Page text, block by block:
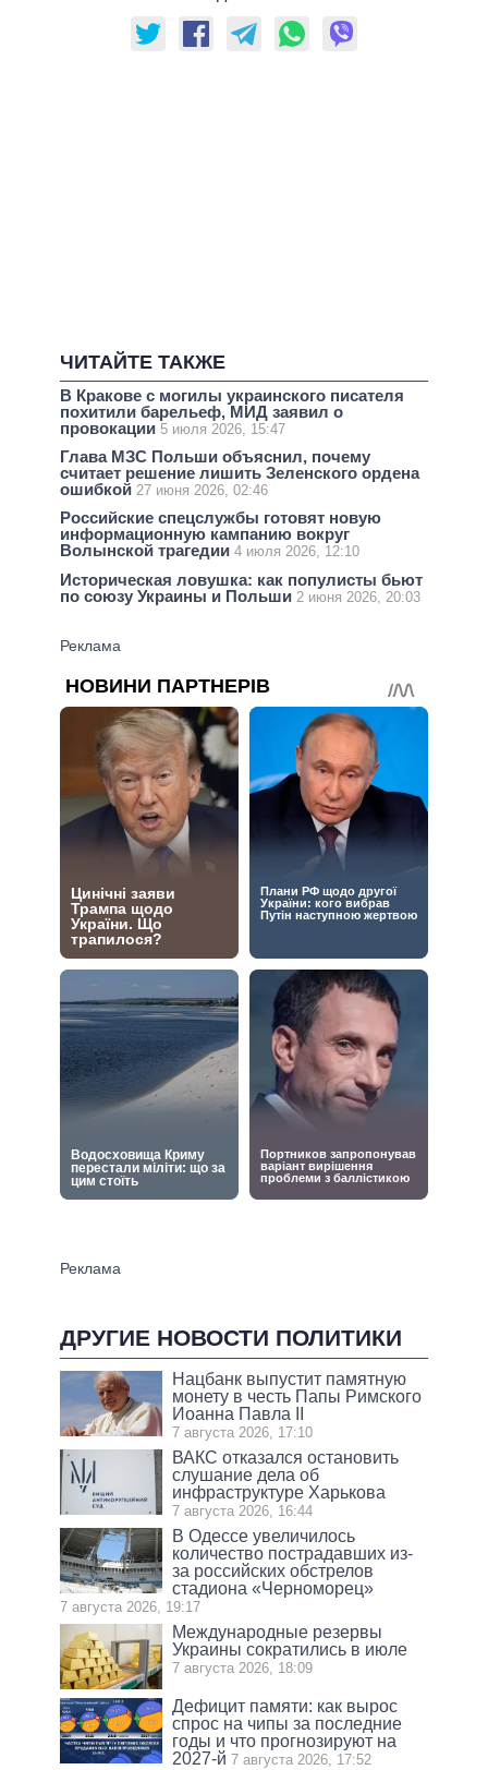
ЧИТАЙТЕ ТАКЖЕ
В Кракове с могилы украинского писателя
похитили барельеф, МИД заявил о
провокации 5 июля 2026, 15:47
Глава МЗС Польши объяснил, почему
считает решение лишить Зеленского ордена
ошибкой 27 июня 2026, 02:46
Российские спецслужбы готовят новую
информационную кампанию вокруг
Волынской трагедии 4 июля 2026, 12:10
Историческая ловушка: как популисты бьют
по союзу Украины и Польши 2 июня 2026, 20:03
ДРУГИЕ НОВОСТИ ПОЛИТИКИ
Нацбанк выпустит памятную
монету в честь Папы Римского
Иоанна Павла II
7 августа 2026, 17:10
ВАКС отказался остановить
слушание дела об
инфраструктуре Харькова
7 августа 2026, 16:44
В Одессе увеличилось
количество пострадавших из-
за российских обстрелов
стадиона «Черноморец»
7 августа 2026, 19:17
Международные резервы
Украины сократились в июле
7 августа 2026, 18:09
Дефицит памяти: как вырос
спрос на чипы за последние
годы и что прогнозируют на
2027-й 7 августа 2026, 17:52